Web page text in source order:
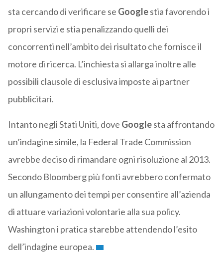
sta cercando di verificare se Googlestia favorendo i
propri servizi e stia penalizzando quelli dei
concorrenti nell’ambito dei risultato che fornisce il
motore di ricerca. L’inchiesta si allarga inoltre alle
possibili clausole di esclusiva imposte ai partner
pubblicitari.
Intanto negli Stati Uniti, dove Googlesta affrontando
un’indagine simile, la Federal Trade Commission
avrebbe deciso di rimandare ogni risoluzione al 2013.
Secondo Bloomberg più fonti avrebbero confermato
un allungamento dei tempi per consentire all’azienda
di attuare variazioni volontarie alla sua policy.
Washington i pratica starebbe attendendo l’esito
dell’indagine europea.